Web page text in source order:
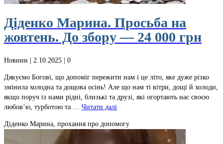
Діденко Марина. Просьба на
жовтень. До збору — 24 000 грн
Новини | 2.10.2025 | 0
Дякуємо Богові, що допоміг пережити нам і це літо, яке дуже різко
змінила холодна та дощова осінь! Але що нам ті вітри, дощі й холоди,
якщо поруч із нами рідні, близькі та друзі, які огортають нас своєю
любов’ю, турботою та … Читати далі
Діденко Марина, прохання про допомогу